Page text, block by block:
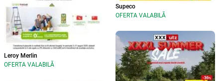
Leroy Merlin
OFERTA VALABILĂ
Supeco
OFERTA VALABILĂ